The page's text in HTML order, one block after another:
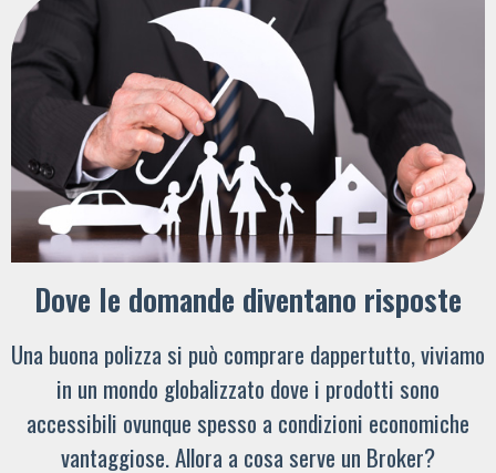
Dove le domande diventano risposte
Una buona polizza si può comprare dappertutto, viviamo
in un mondo globalizzato dove i prodotti sono
accessibili ovunque spesso a condizioni economiche
vantaggiose. Allora a cosa serve un Broker?